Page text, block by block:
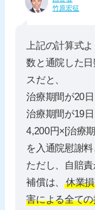
竹原宏征
上記の計算式
数と通院した
スだと、
治療期間が20
治療期間が19日
4,200円×[治療
を入通院慰謝
ただし、自賠
補償は、休業
害による全て